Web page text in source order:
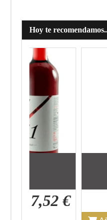
Hoy te
7,52 €